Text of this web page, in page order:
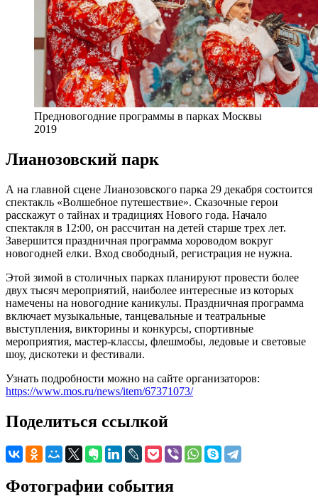
Предновогодние программы в парках Москвы
2019
Лианозовский парк
А на главной сцене Лианозовского парка 29 декабря состоится
спектакль «Волшебное путешествие». Сказочные герои
расскажут о тайнах и традициях Нового года. Начало
спектакля в 12:00, он рассчитан на детей старше трех лет.
Завершится праздничная программа хороводом вокруг
новогодней елки. Вход свободный, регистрация не нужна.
Этой зимой в столичных парках планируют провести более
двух тысяч мероприятий, наиболее интересные из которых
намечены на новогодние каникулы. Праздничная программа
включает музыкальные, танцевальные и театральные
выступления, викторины и конкурсы, спортивные
мероприятия, мастер-классы, флешмобы, ледовые и световые
шоу, дискотеки и фестивали.
Узнать подробности можно на сайте организаторов:
https://www.mos.ru/news/item/67371073/
Поделиться ссылкой
Фотографии события